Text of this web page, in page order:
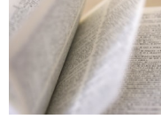
と、半径500mのエ
めいているのです。
が比較的多くある新
で、日本全国を探し
でしょうか。 まさに